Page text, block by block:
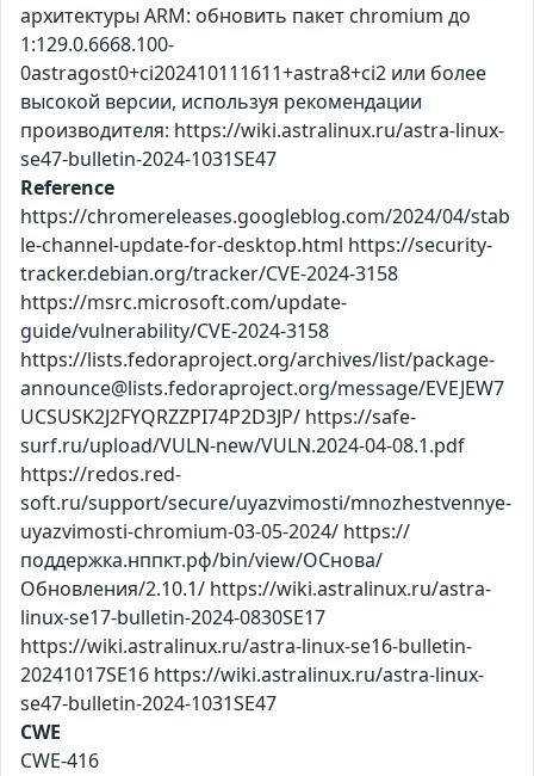
архитектуры ARM: обновить пакет chromium до
1:129.0.6668.100-
0astragost0+ci202410111611+astra8+ci2 или более
высокой версии, используя рекомендации
производителя: https://wiki.astralinux.ru/astra-linux-
se47-bulletin-2024-1031SE47
Reference
https://chromereleases.googleblog.com/2024/04/stab
le-channel-update-for-desktop.html https://security-
tracker.debian.org/tracker/CVE-2024-3158
https://msrc.microsoft.com/update-
guide/vulnerability/CVE-2024-3158
https://lists.fedoraproject.org/archives/list/package-
announce@lists.fedoraproject.org/message/EVEJEW7
UCSUSK2J2FYQRZZPI74P2D3JP/ https://safe-
surf.ru/upload/VULN-new/VULN.2024-04-08.1.pdf
https://redos.red-
soft.ru/support/secure/uyazvimosti/mnozhestvennye-
uyazvimosti-chromium-03-05-2024/ https://
поддержка.нппкт.рф/bin/view/ОСнова/
Обновления/2.10.1/ https://wiki.astralinux.ru/astra-
linux-se17-bulletin-2024-0830SE17
https://wiki.astralinux.ru/astra-linux-se16-bulletin-
20241017SE16 https://wiki.astralinux.ru/astra-linux-
se47-bulletin-2024-1031SE47
CWE
CWE-416